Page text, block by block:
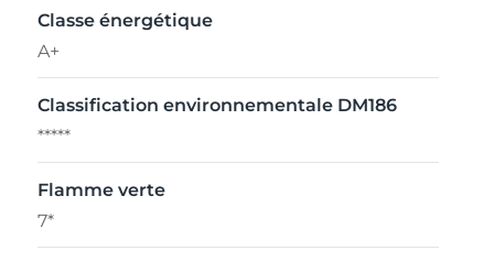
Classe énergétique
A+
Classification environnementale DM186
*****
Flamme verte
7*